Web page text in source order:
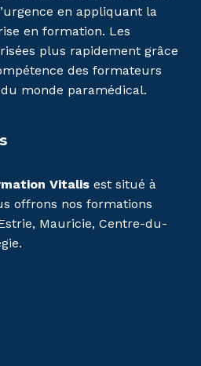
en appliquant la
en formation. Les
plus rapidement grâce
des formateurs
monde paramédical.
Vitalisest situé à
offrons nos formations
Mauricie, Centre-du-